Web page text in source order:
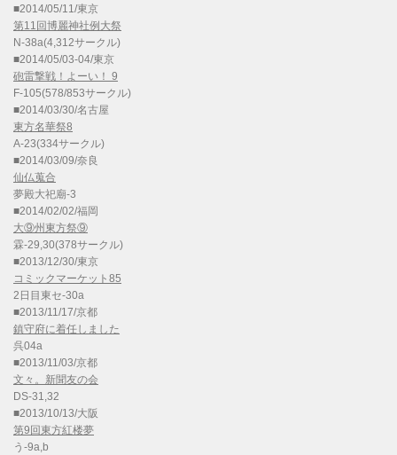
■2014/05/11/東京
第11回博麗神社例大祭
N-38a(4,312サークル)
■2014/05/03-04/東京
砲雷撃戦！よーい！ 9
F-105(578/853サークル)
■2014/03/30/名古屋
東方名華祭8
A-23(334サークル)
■2014/03/09/奈良
仙仏蒐合
夢殿大祀廟-3
■2014/02/02/福岡
大⑨州東方祭⑨
霖-29,30(378サークル)
■2013/12/30/東京
コミックマーケット85
2日目東セ-30a
■2013/11/17/京都
鎮守府に着任しました
呉04a
■2013/11/03/京都
文々。新聞友の会
DS-31,32
■2013/10/13/大阪
第9回東方紅楼夢
う-9a,b